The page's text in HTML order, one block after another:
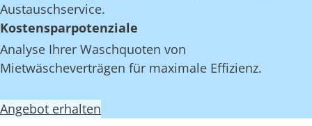
Austauschservice.
Kostensparpotenziale
Analyse Ihrer Waschquoten von
Mietwäscheverträgen für maximale Effizienz.
Angebot erhalten